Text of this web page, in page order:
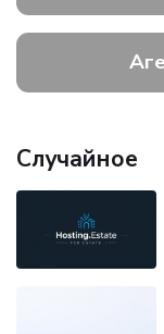
Случайное